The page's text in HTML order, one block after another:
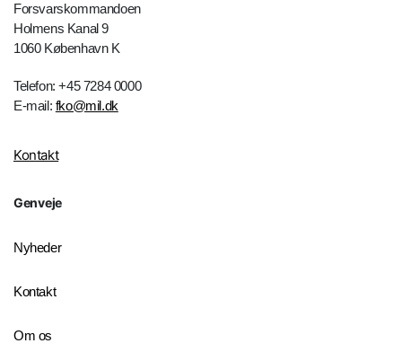
Forsvarskommandoen
Holmens Kanal 9
1060 København K
Telefon: +45 7284 0000
E-mail: fko@mil.dk
Kontakt
Genveje
Nyheder
Kontakt
Om os